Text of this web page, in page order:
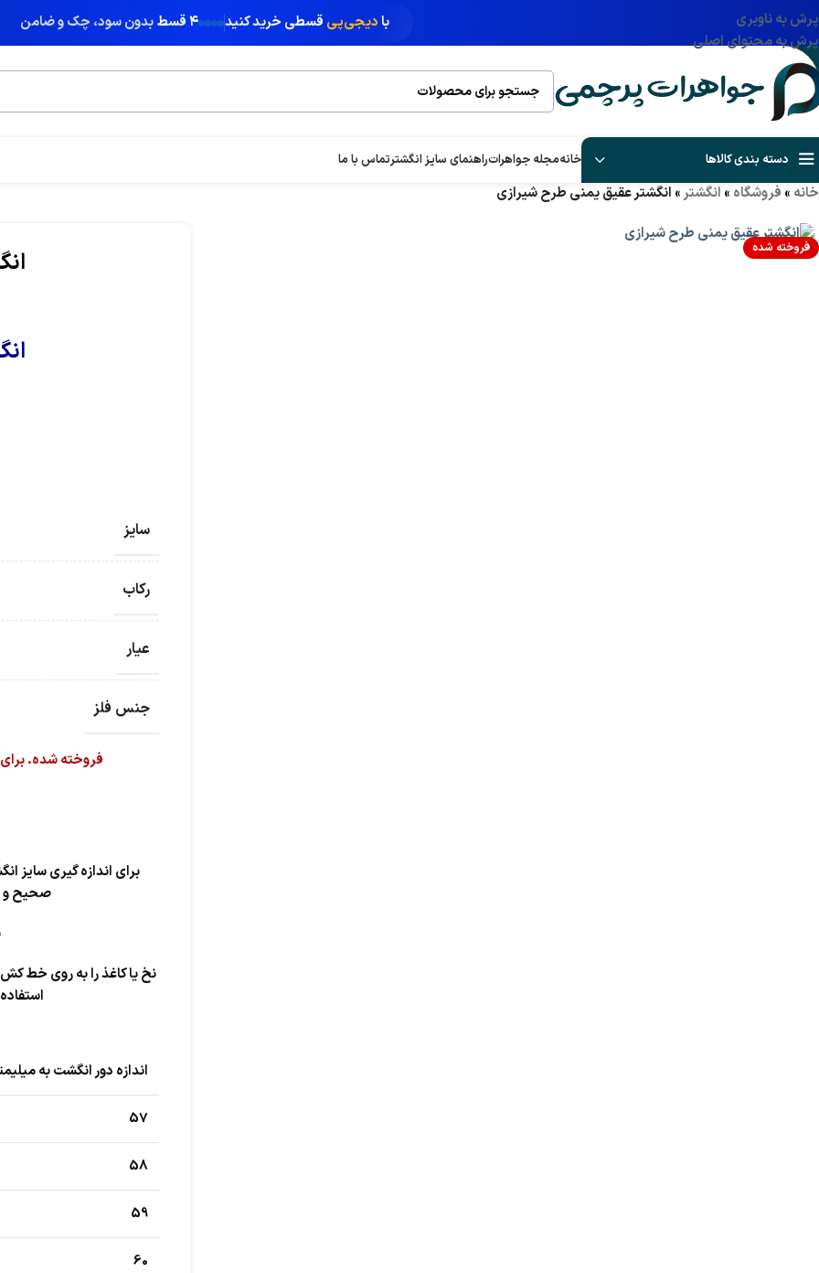
پرش به ناوبری
پرش به محتوای اصلی
بادیجی‌پی قسطی خرید کنید ۴ قسط بدون سود، چک و ضامن
دسته بندی کالاها خانهمجله جواهراتراهنمای سایز انگشترتماس با ما
خانه » فروشگاه » انگشتر» انگشتر عقیق یمنی طرح شیرازی
فروخته شده
سایز
رکاب
عیار
جنس فلز
فروخته شده. برای
برای اندازه گیری سایز
صحیح و
نخ یا کاغذ را به روی خط
اندازه دور انگشت به
57
58
59
60